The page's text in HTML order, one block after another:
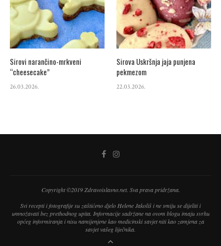
Sirovi narančino-mrkveni
“cheesecake”
26.03.2026.
Sirova Uskršnja jaja punjena
pekmezom
22.03.2026.
Copyright ©2019 Zdravoislasno.net. Sva prava pridržana.
Svi recepti i fotografije su zaštićeno djelo Helene Jakoliš i ne smiju se dijeliti i
umnožavati bez prethodnog upita. Informacije sadržane na ovom blogu imaju svrhu
općeg informiranja i nisu namijenjene kao medicinski savjet niti kao zamjena za
savjet vašeg liječnika.